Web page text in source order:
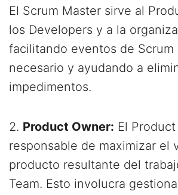
El Scrum Master sirve al
los Developers y a la
facilitando eventos de Scrum
necesario y ayudando a
impedimentos.
2. Product Owner: El
responsable de maximizar el
producto resultante del
Team. Esto involucra